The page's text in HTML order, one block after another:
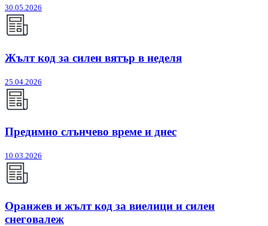
30.05.2026
Жълт код за силен вятър в неделя
25.04.2026
Предимно слънчево време и днес
10.03.2026
Оранжев и жълт код за виелици и силен
снеговалеж